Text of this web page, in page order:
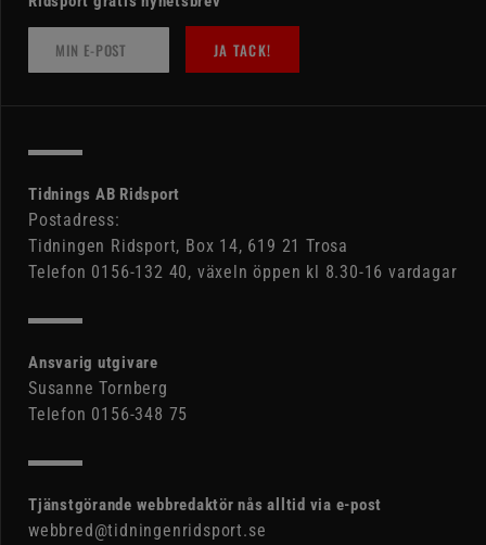
JA TACK!
Tidnings AB Ridsport
Postadress:
Tidningen Ridsport, Box 14, 619 21 Trosa
Telefon 0156-132 40, växeln öppen kl 8.30-16 vardagar
Ansvarig utgivare
Susanne Tornberg
Telefon 0156-348 75
Tjänstgörande webbredaktör nås alltid via e-post
webbred@tidningenridsport.se